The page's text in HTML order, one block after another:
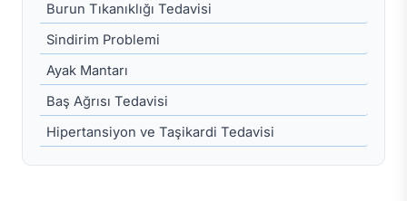
Burun Tıkanıklığı Tedavisi
Sindirim Problemi
Ayak Mantarı
Baş Ağrısı Tedavisi
Hipertansiyon ve Taşikardi Tedavisi